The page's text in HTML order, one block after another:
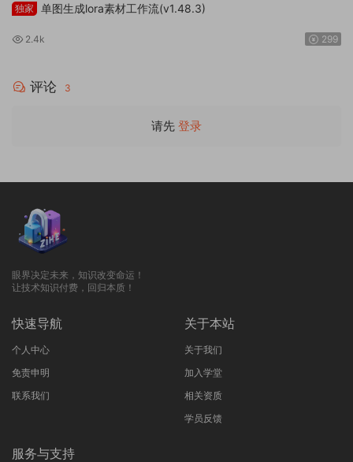
独家 单图生成lora素材工作流(v1.48.3)
2.4k 299
评论 3
请先 登录
眼界决定未来，知识改变命运！
让技术知识付费，回归本质！
快速导航
个人中心
免责申明
联系我们
关于本站
关于我们
加入学堂
相关资质
学员反馈
服务与支持